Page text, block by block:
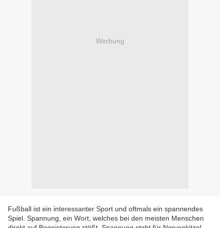
Werbung
Fußball ist ein interessanter Sport und oftmals ein spannendes
Spiel. Spannung, ein Wort, welches bei den meisten Menschen